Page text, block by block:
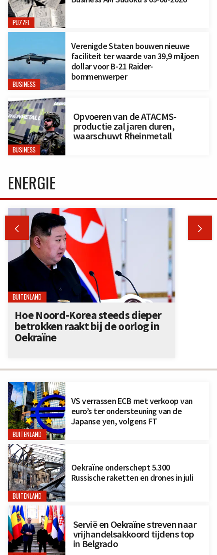
PUZZEL
BUSINESS
Verenigde Staten bouwen nieuwe
faciliteit ter waarde van 39,9 miljoen
dollar voor B-21 Raider-
bommenwerper
BUSINESS
Opvoeren van de ATACMS-
productie zal jaren duren,
waarschuwt Rheinmetall
BUITENLAND
VS verrassen ECB met verkoop van
euro’s ter ondersteuning van de
Japanse yen, volgens FT
BUITENLAND
Oekraïne onderschept 5.300
Russische raketten en drones in juli
Servië en Oekraïne streven naar
vrijhandelsakkoord tijdens top
in Belgrado
ENERGIE
 
BUITENLAND
Hoe Noord-Korea steeds dieper
betrokken raakt bij de oorlog in
Oekraïne